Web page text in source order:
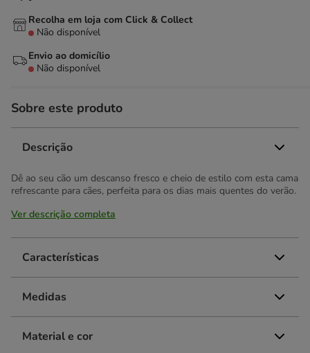
Recolha em loja com Click & Collect
Não disponível
Envio ao domicílio
Não disponível
Sobre este produto
Descrição
Dê ao seu cão um descanso fresco e cheio de estilo com esta cama
refrescante para cães, perfeita para os dias mais quentes do verão.
Ver descrição completa
Características
Medidas
Material e cor